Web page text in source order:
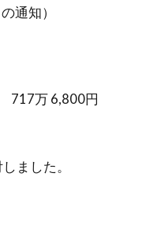
通知）
717万 6,800円
ました。